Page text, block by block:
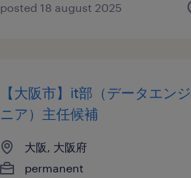
posted 18 august 2025
【大阪市】it部（データエンジ
ニア）主任候補
大阪, 大阪府
permanent